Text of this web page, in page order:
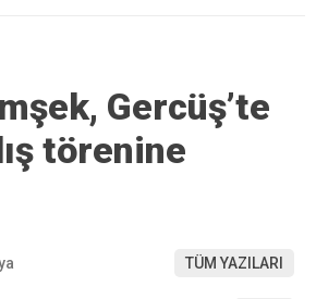
Gercüş’te
törenine
TÜM YAZILARI